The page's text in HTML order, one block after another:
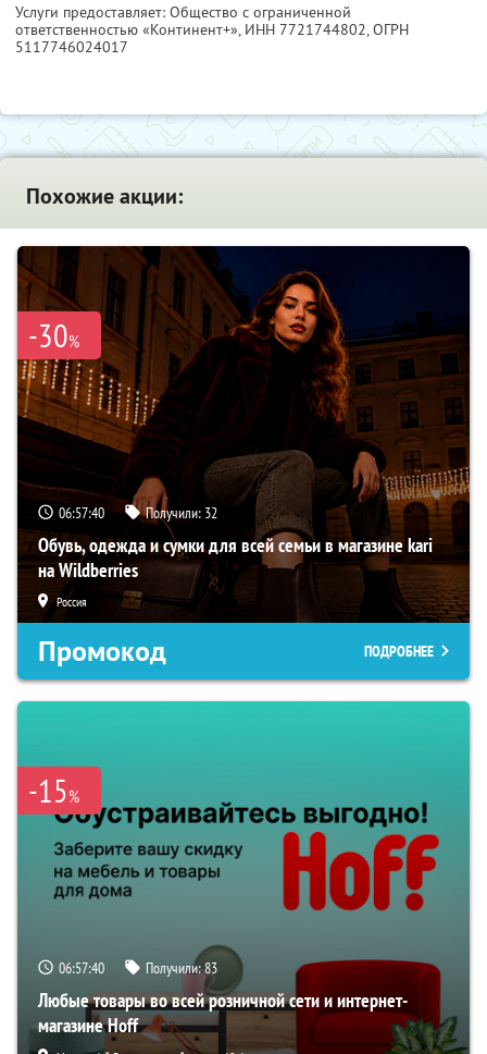
Услуги предоставляет: Общество с ограниченной
ответственностью «Континент+», ИНН 7721744802, ОГРН
5117746024017
Похожие акции:
-30%
06:57:39 Получили: 32
Обувь, одежда и сумки для всей семьи в магазине kari
на Wildberries
Россия
Промокод ПОДРОБНЕЕ
-15%
06:57:39 Получили:83
Любые товары во всей розничной сети и интернет-
магазине Hoff